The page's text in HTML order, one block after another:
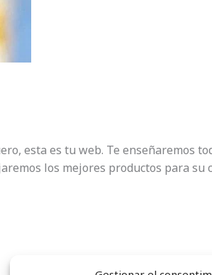
esta es tu web. Te enseñaremos
los mejores productos para su